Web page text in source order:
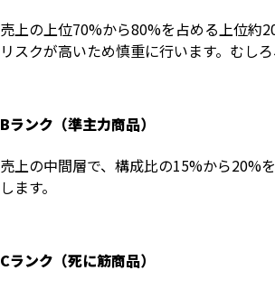
売上の上位70%から80%を占める上位約
リスクが高いため慎重に行います。むし
Bランク（準主力商品）
売上の中間層で、構成比の15%から20%
します。
Cランク（死に筋商品）